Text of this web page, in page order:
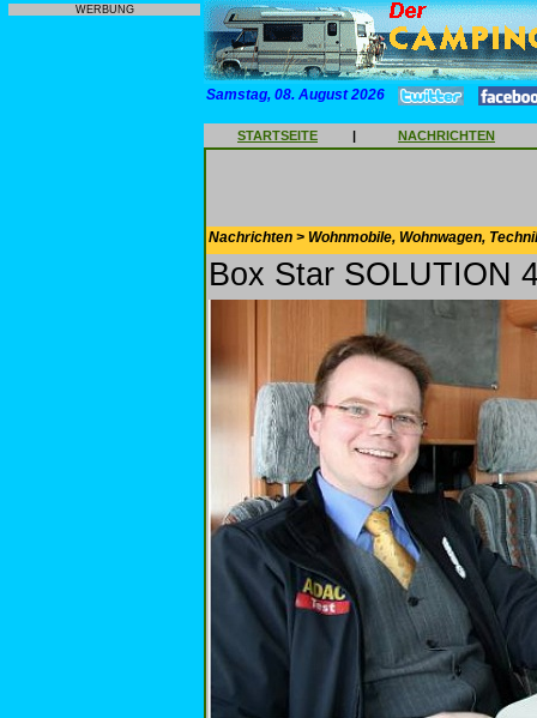
WERBUNG
Samstag, 08. August 2026
STARTSEITE | NACHRICHTEN
Nachrichten > Wohnmobile, Wohnwagen,
Box Star SOLUTION